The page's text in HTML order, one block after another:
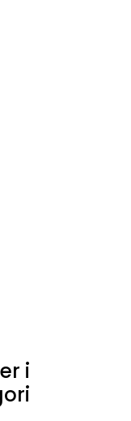
i